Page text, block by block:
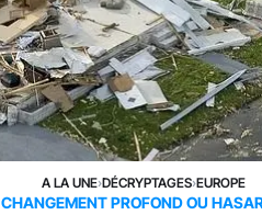
A LA UNE›DÉCRYPTAGES›EUROPE
CHANGEMENT PROFOND OU